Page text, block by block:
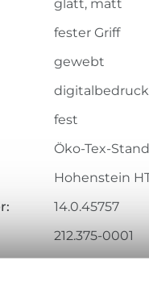
glatt, matt
fester Griff
gewebt
fest
Öko-Tex-
Hohenstein
14.0.45757
212.375-0001